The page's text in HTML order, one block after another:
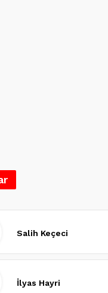
Salih Keçeci
İlyas Hayri